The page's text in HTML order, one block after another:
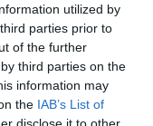
utilized by
parties prior to
of the further
third parties on the
information may
the IAB’s List of